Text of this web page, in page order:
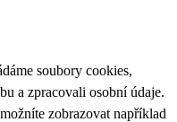
soubory cookies,
a zpracovali osobní údaje.
zobrazovat například